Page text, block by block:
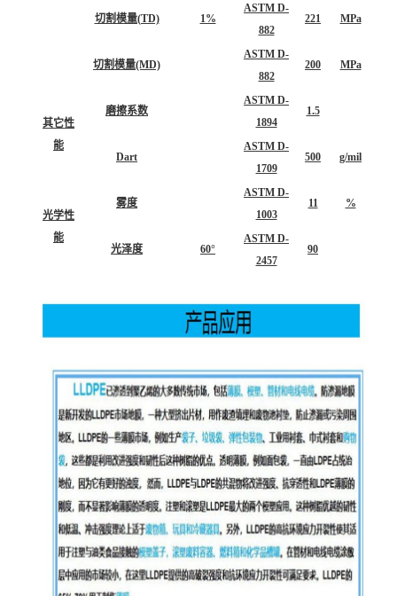
切割模量(TD) 1%
ASTM D-
882
221 MPa
切割模量(MD)
ASTM D-
882
200 MPa
其它性
能
磨擦系数
ASTM D-
1894
1.5
Dart
ASTM D-
1709
500 g/mil
光学性
能
雾度
ASTM D-
1003
11 %
光泽度 60°
ASTM D-
2457
90